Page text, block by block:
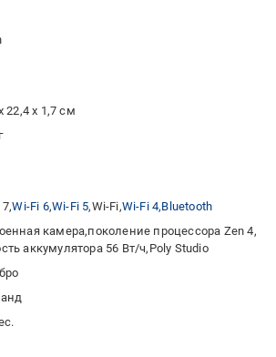
22,4 x 1,7 см
7 Wi-Fi 6 Wi-Fi 5 Wi-Fi Wi-Fi 4 Bluetooth
камера поколение процессора Zen 4
аккумулятора 56 Вт/ч Poly Studio